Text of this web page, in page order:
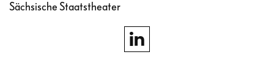
Sächsische Staatstheater